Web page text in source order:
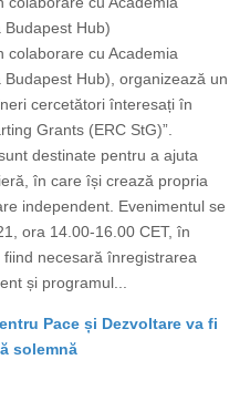
Hub)
colaborare cu Academia
Hub), organizează un
cercetători înteresați în
Grants (ERC StG)”.
destinate pentru a ajuta
în care își crează propria
independent. Evenimentul se
ora 14.00-16.00 CET, în
necesară înregistrarea
și programul...
Pace și Dezvoltare va fi
solemnă